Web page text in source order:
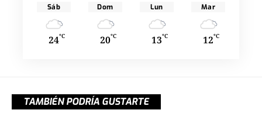
Sáb
24°C
Dom
20°C
Lun
13°C
Mar
12°C
TAMBIÉN PODRÍA GUSTARTE